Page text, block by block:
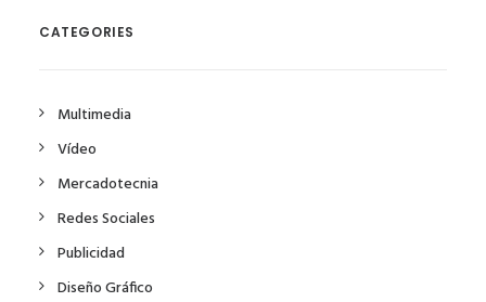
CATEGORIES
Multimedia
Vídeo
Mercadotecnia
Redes Sociales
Publicidad
Diseño Gráfico